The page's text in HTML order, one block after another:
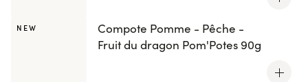
NEW
Compote Pomme - Pêche -
Fruit du dragon Pom'Potes 90g